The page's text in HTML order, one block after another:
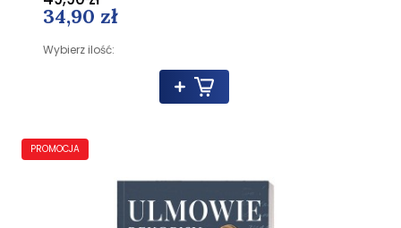
34,90 zł
Wybierz ilość:
PROMOCJA